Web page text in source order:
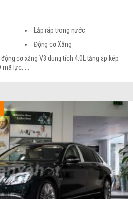
Lắp ráp trong nước
Động cơ Xăng
cơ xăng V8 dung tích 4.0L tăng áp kép
mã lực, ...